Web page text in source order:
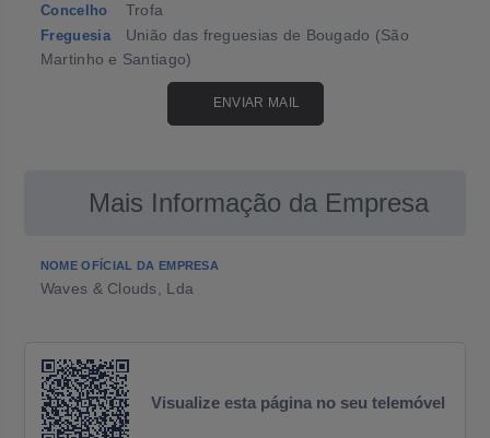
Concelho Trofa
Freguesia
União das freguesias de Bougado (São
Martinho e Santiago)
ENVIAR MAIL
Mais Informação da Empresa
NOME OFÍCIAL DA EMPRESA
Waves & Clouds, Lda
Visualize esta página no seu telemóvel